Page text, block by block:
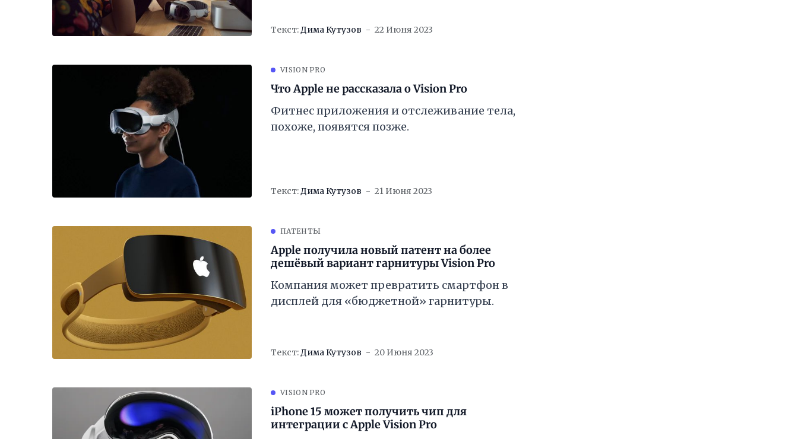
Текст:Дима Кутузов 22 Июня 2023
VISION PRO
Что Apple не рассказала о Vision Pro
Фитнес приложения и отслеживание тела,
похоже, появятся позже.
Текст:Дима Кутузов 21 Июня 2023
ПАТЕНТЫ
Apple получила новый патент на более
дешёвый вариант гарнитуры Vision Pro
Компания может превратить смартфон в
дисплей для «бюджетной» гарнитуры.
Текст:Дима Кутузов 20 Июня 2023
VISION PRO
iPhone 15 может получить чип для
интеграции с Apple Vision Pro